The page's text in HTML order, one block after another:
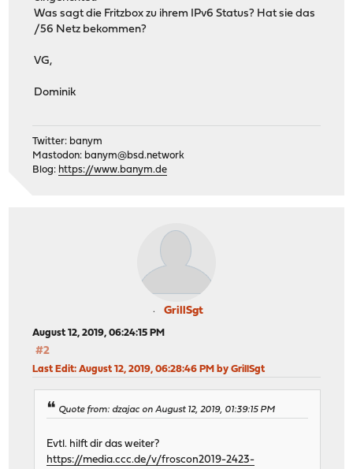
Was sagt die Fritzbox zu ihrem IPv6 Status? Hat sie das
/56 Netz bekommen?
VG,
Dominik
Twitter: banym
Mastodon: banym@bsd.network
Blog: https://www.banym.de
GrillSgt
August 12, 2019, 06:24:15 PM
#2
Last Edit: August 12, 2019, 06:28:46 PM by GrillSgt
Quote from: dzajac on August 12, 2019, 01:39:15 PM
Evtl. hilft dir das weiter?
https://media.ccc.de/v/froscon2019-2423-